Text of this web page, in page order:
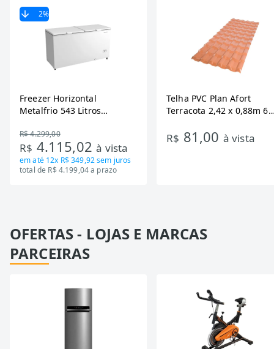
2%
Freezer Horizontal
Metalfrio 543 Litros
Tecnologia Inverter, Branco,
Bivolt
R$ 4.299,00
R$ 4.115,02à vista
em até 12x R$ 349,92sem juros
total de R$ 4.199,04 a prazo
Telha PVC Plan Afort
Terracota 2,42 x 0,88m 6
R$ 81,00 à vista
OFERTAS - LOJAS E MARCAS
PARCEIRAS